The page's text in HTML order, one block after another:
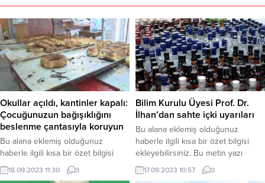
Okullar açıldı, kantinler kapalı:
Çocuğunuzun bağışıklığını
beslenme çantasıyla koruyun
Bu alana eklemiş olduğunuz
haberle ilgili kısa bir özet bilgisi
ekleyebilirsiniz. Bu metin yazı
düzenleme sayfasında “Özet”
18.09.2023 11:30 0
Bilim Kurulu Üyesi Prof. Dr.
İlhan’dan sahte içki uyarıları
Bu alana eklemiş olduğunuz
haberle ilgili kısa bir özet bilgisi
ekleyebilirsiniz. Bu metin yazı
düzenleme sayfasında “Özet”
bölümünden eklenebilir. Özet
17.09.2023 10:57 0